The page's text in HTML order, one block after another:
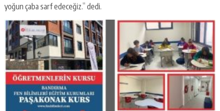
yoğun çaba sarf edeceğiz.” dedi.